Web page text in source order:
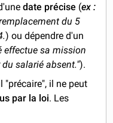
date précise (ex :
du 5
) ou dépendre d'un
effectue sa mission
salarié absent.").
il ne peut
par la loi. Les